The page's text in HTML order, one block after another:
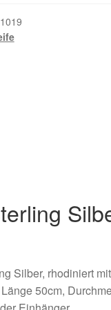
Silber, rhodiniert mit
50cm,